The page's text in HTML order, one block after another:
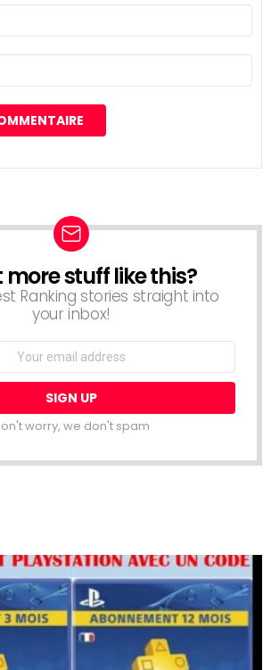
stuff like this?
Ranking stories straight into
your inbox!
worry, we don't spam